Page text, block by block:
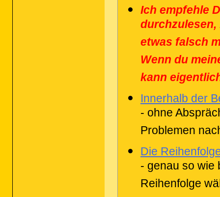
Ich empfehle
etwas falsch
Wenn du
kann
Innerhalb der
- ohne
Problemen
Die
- genau so wie
Reihenfolge